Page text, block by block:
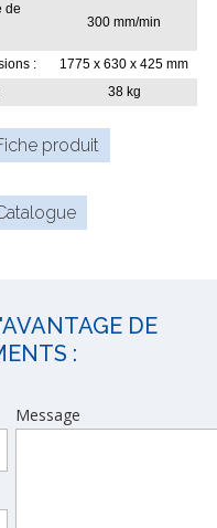
de
300 mm/min
:
1775 x 630 x 425 mm
38 kg
produit
DE
:
Message